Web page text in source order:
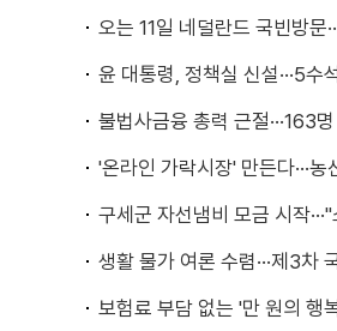
오는 11일 네덜란드 국빈방문
윤 대통령, 정책실 신설···5수
불법사금융 총력 근절···163
'온라인 가락시장' 만든다···
구세군 자선냄비 모금 시작
생활 물가 여론 수렴···제3차
보험료 부담 없는 '만 원의 행